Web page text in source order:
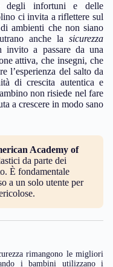
infortuni e delle
ci invita a riflettere sul
ambienti che non siano
anche la sicurezza
a passare da una
attiva, che insegni, che
l’esperienza del salto da
di crescita autentica e
non risiede nel fare
a crescere in modo sano
Academy of
da parte dei
È fondamentale
a un solo utente per
rimangono le migliori
i bambini utilizzano i